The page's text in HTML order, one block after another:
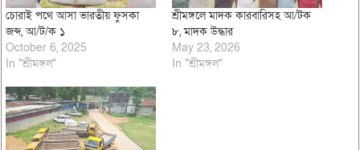
চোরাই পথে আসা ভারতীয় ফুসকা
জব্দ, আ/ট/ক ১
October 6, 2025
In "শ্রীমঙ্গল"
শ্রীমঙ্গলে মাদক কারবারিসহ আ/টক
৮, মাদক উদ্ধার
May 23, 2026
In "শ্রীমঙ্গল"